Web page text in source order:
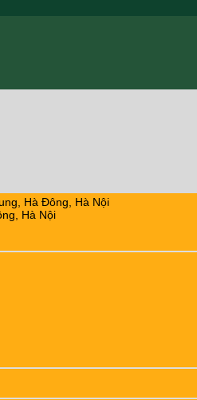
Hà Đông, Hà Nội
Hà Nội